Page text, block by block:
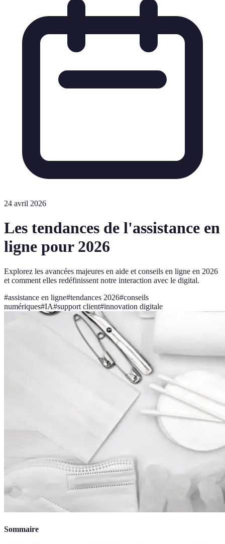
24 avril 2026
Les tendances de l'assistance en
ligne pour 2026
Explorez les avancées majeures en aide et conseils en ligne en 2026
et comment elles redéfinissent notre interaction avec le digital.
#assistance en ligne#tendances 2026#conseils
numériques#IA#support client#innovation digitale
Sommaire